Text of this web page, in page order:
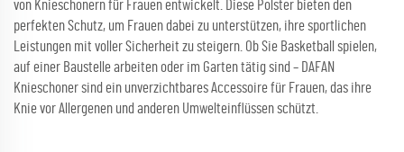
von Knieschonern für Frauen entwickelt. Diese Polster bieten den
perfekten Schutz, um Frauen dabei zu unterstützen, ihre sportlichen
Leistungen mit voller Sicherheit zu steigern. Ob Sie Basketball spielen,
auf einer Baustelle arbeiten oder im Garten tätig sind – DAFAN
Knieschoner sind ein unverzichtbares Accessoire für Frauen, das ihre
Knie vor Allergenen und anderen Umwelteinflüssen schützt.